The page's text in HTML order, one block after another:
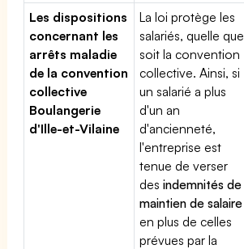
Les dispositions
concernant les
arrêts maladie
de la convention
collective
Boulangerie
d'Ille-et-Vilaine
La loi protège les
salariés, quelle que
soit la convention
collective. Ainsi, si
un salarié a plus
d'un an
d'ancienneté,
l'entreprise est
tenue de verser
desindemnités de
maintien de salaire
en plus de celles
prévues par la